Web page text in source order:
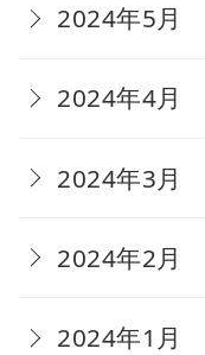
2024年5月
2024年4月
2024年3月
2024年2月
2024年1月